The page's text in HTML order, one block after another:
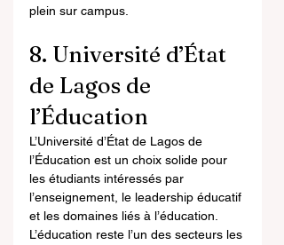
plein sur campus.
8. Université d’État
de Lagos de
l’Éducation
L’Université d’État de Lagos de
l’Éducation est un choix solide pour
les étudiants intéressés par
l’enseignement, le leadership éducatif
et les domaines liés à l’éducation.
L’éducation reste l’un des secteurs les